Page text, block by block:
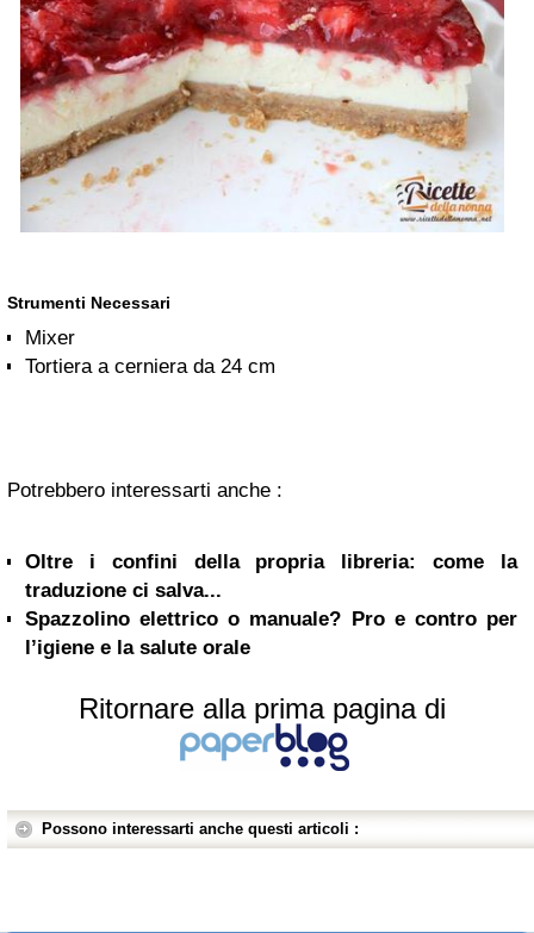
Strumenti Necessari
Mixer
Tortiera a cerniera da 24 cm
Potrebbero interessarti anche :
Oltre i confini della propria libreria: come la
traduzione ci salva...
Spazzolino elettrico o manuale? Pro e contro per
l’igiene e la salute orale
Ritornare alla prima pagina di
Possono interessarti anche questi articoli :